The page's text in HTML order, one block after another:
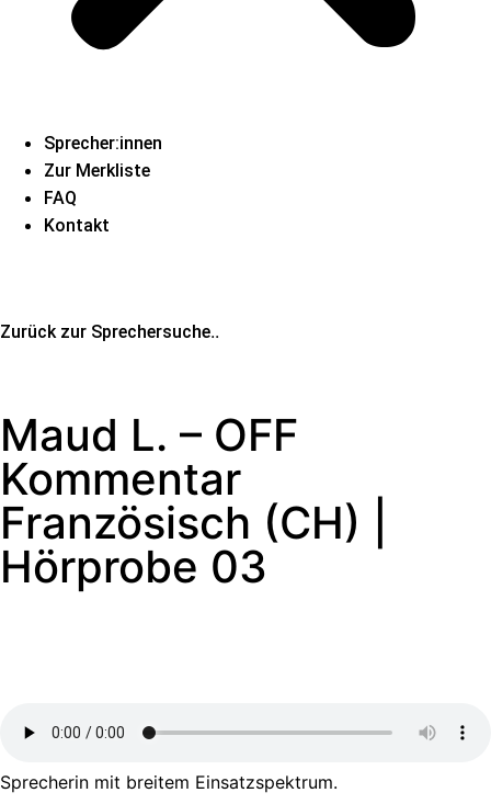
Sprecher:innen
Zur Merkliste
FAQ
Kontakt
Zurück zur Sprechersuche..
Maud L. – OFF
Kommentar
Französisch (CH) |
Hörprobe 03
Sprecherin mit breitem Einsatzspektrum.